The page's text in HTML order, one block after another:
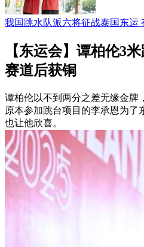
我国跳水队派六将征战泰国东运
【东运会】谭柏伦3
赛道后获铜
谭柏伦以不到两分之差无缘金牌
原本参加跳台项目的李承恩为了
也让他欣喜。